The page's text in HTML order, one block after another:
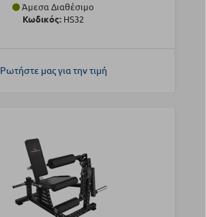
Άμεσα Διαθέσιμο
Κωδικός: HS32
Ρωτήστε μας για την τιμή